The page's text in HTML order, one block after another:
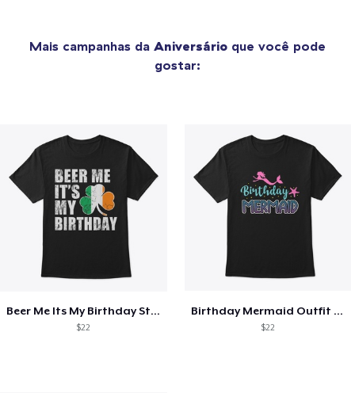
Mais campanhas da Aniversário que você pode
gostar:
Beer Me Its My Birthday St Patricks Day
$22
Birthday Mermaid Outfit Costume
$22